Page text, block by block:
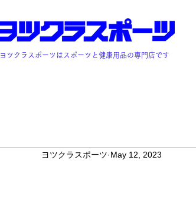
ヨツクラスポーツはスポーツと健康用品の専門店です
ヨツクラスポーツ May 12, 2023